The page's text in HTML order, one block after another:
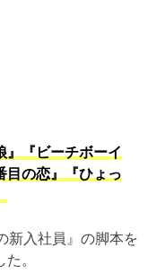
』『ビーチボーイ
目の恋』『ひょっ
新入社員』の脚本を
。